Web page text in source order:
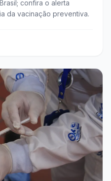
confira o alerta
da vacinação preventiva.